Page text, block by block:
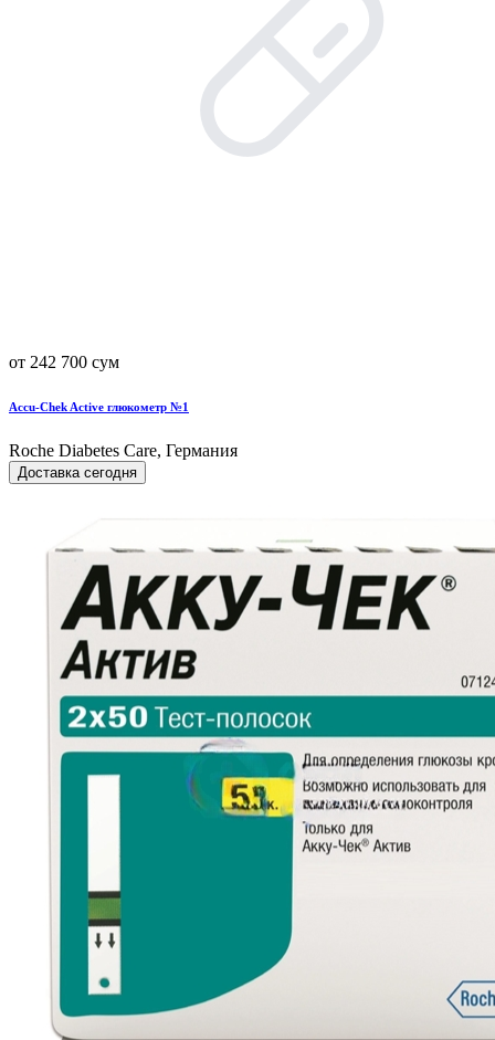
от 242 700 сум
Accu-Chek Active глюкометр №1
Roche Diabetes Care, Германия
Доставка сегодня